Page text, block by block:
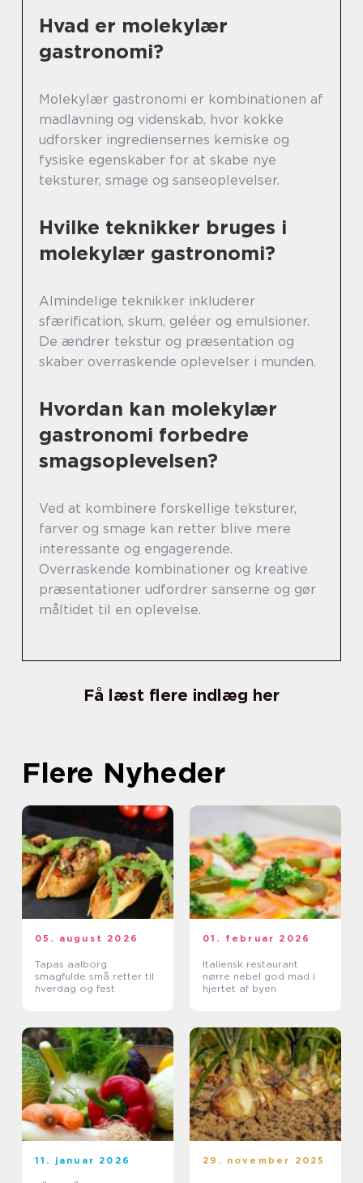
Hvad er molekylær
gastronomi?
Molekylær gastronomi er kombinationen af
madlavning og videnskab, hvor kokke
udforsker ingrediensernes kemiske og
fysiske egenskaber for at skabe nye
teksturer, smage og sanseoplevelser.
Hvilke teknikker bruges i
molekylær gastronomi?
Almindelige teknikker inkluderer
sfærification, skum, geléer og emulsioner.
De ændrer tekstur og præsentation og
skaber overraskende oplevelser i munden.
Hvordan kan molekylær
gastronomi forbedre
smagsoplevelsen?
Ved at kombinere forskellige teksturer,
farver og smage kan retter blive mere
interessante og engagerende.
Overraskende kombinationer og kreative
præsentationer udfordrer sanserne og gør
måltidet til en oplevelse.
Få læst flere indlæg her
Flere Nyheder
05. august 2026
Tapas aalborg
smagfulde små retter til
hverdag og fest
01. februar 2026
Italiensk restaurant
nørre nebel god mad i
hjertet af byen
11. januar 2026 29. november 2025